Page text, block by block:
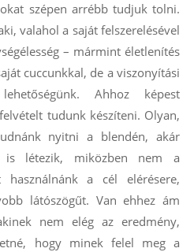
szépen arrébb tudjuk tolni.
valahol a saját felszerelésével
– mármint életlenítés
cuccunkkal, de a viszonyítási
Ahhoz képest
tudunk készíteni. Olyan,
nyitni a blendén, akár
is létezik, miközben nem a
használnánk a cél elérésere,
látószögűt. Van ehhez ám
nem elég az eredmény,
hogy minek felel meg a